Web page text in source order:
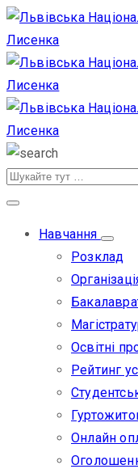
Навчання
Розклад
Освітні
Рейтинг
Онлайн